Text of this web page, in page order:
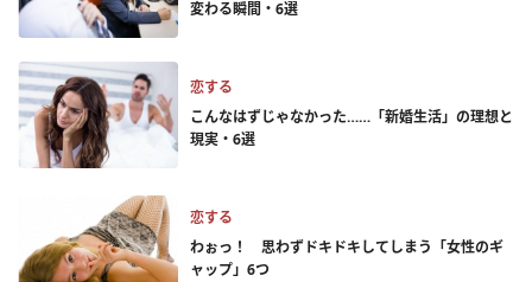
変わる瞬間・6選
恋する
こんなはずじゃなかった……「新婚生活」の理想と
現実・6選
恋する
わぉっ！ 思わずドキドキしてしまう「女性のギ
ャップ」6つ